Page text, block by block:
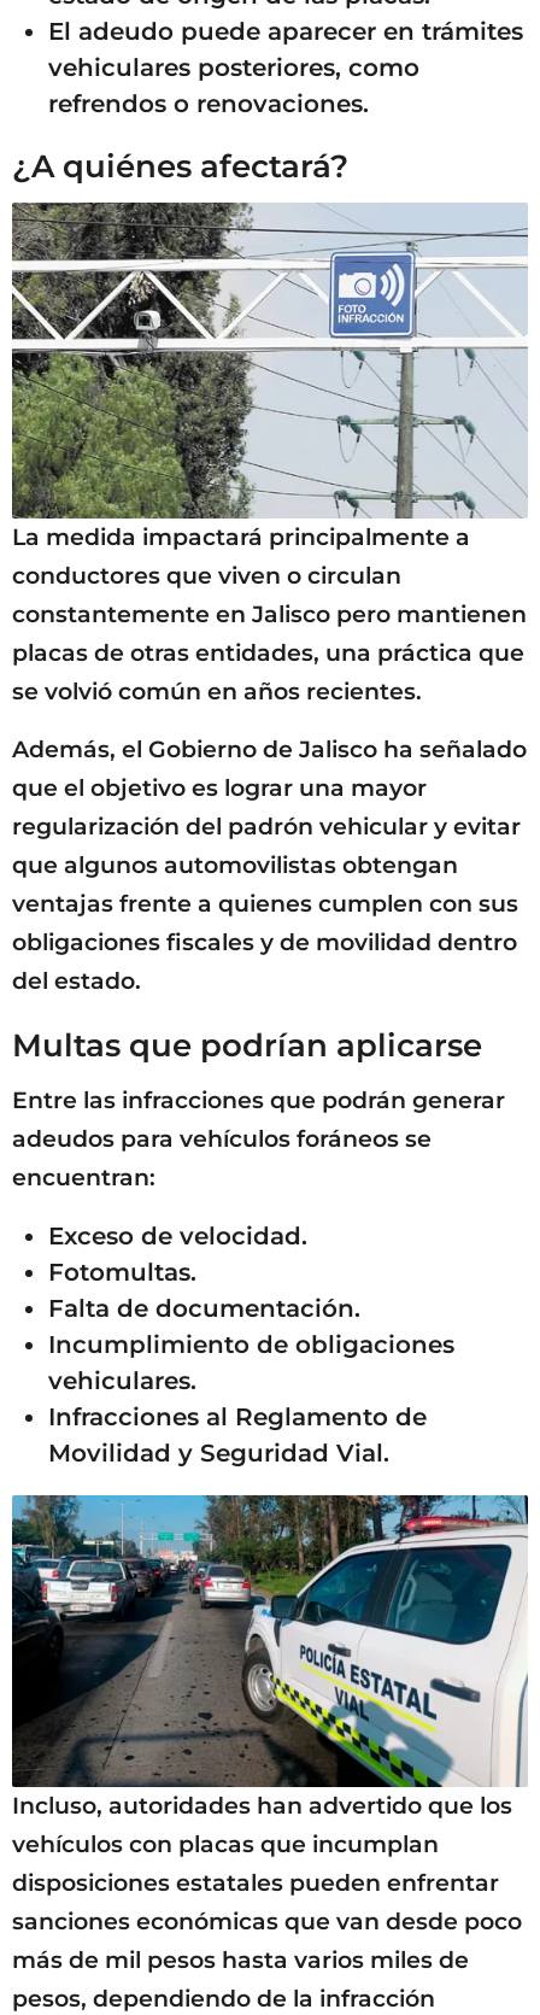
El adeudo puede aparecer en trámites
vehiculares posteriores, como
refrendos o renovaciones.
¿A quiénes afectará?
La medida impactará principalmente a
conductores que viven o circulan
constantemente en Jalisco pero mantienen
placas de otras entidades, una práctica que
se volvió común en años recientes.
Además, el Gobierno de Jalisco ha señalado
que el objetivo es lograr una mayor
regularización del padrón vehicular y evitar
que algunos automovilistas obtengan
ventajas frente a quienes cumplen con sus
obligaciones fiscales y de movilidad dentro
del estado.
Multas que podrían aplicarse
Entre las infracciones que podrán generar
adeudos para vehículos foráneos se
encuentran:
Exceso de velocidad.
Fotomultas.
Falta de documentación.
Incumplimiento de obligaciones
vehiculares.
Infracciones al Reglamento de
Movilidad y Seguridad Vial.
Incluso, autoridades han advertido que los
vehículos con placas que incumplan
disposiciones estatales pueden enfrentar
sanciones económicas que van desde poco
más de mil pesos hasta varios miles de
pesos, dependiendo de la infracción